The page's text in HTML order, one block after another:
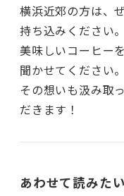
横浜近郊の方は、
持ち込みください。
美味しいコーヒー
聞かせてください。
その想いも汲み取
だきます！
あわせて読みた